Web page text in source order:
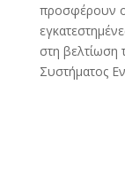
προσφέρουν
στη βελτίωση
Συστήματος